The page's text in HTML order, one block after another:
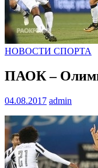
НОВОСТИ СПОРТА
ПАОК –
04.08.2017 admin